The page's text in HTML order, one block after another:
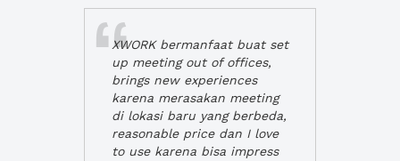
XWORK bermanfaat buat set
up meeting out of offices,
brings new experiences
karena merasakan meeting
di lokasi baru yang berbeda,
reasonable price dan I love
to use karena bisa impress